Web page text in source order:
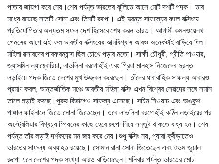
পাতায় জায়গা করে নেয়।শেষ পর্যন্ত ভারতের ঝুলিতে আসে মোট দশটি পদক। তার
মধ্যে রয়েছে সাতটি সোনা এবং তিনটি রুপো। এই দুরন্ত সাফল্যের ফলে বক্সিংয়ে
প্রতিযোগিতার অন্যতম সফল দেশ হিসেবে শেষ করল ভারত। আগামী কমনওয়েলথ
গেমসের আগে এই ফল ভারতীয় বক্সিংয়ের আত্মবিশ্বাস আরও অনেকটাই বাড়িয়ে দিল।
মহিলা বক্সারদের পারফরম্যান্স ছিল চোখে পড়ার মতো। সাক্ষী চৌধুরী, প্রীতি পাওয়ার,
জ্যাসমিন ল্যাম্বোরিয়া, লাভলিনা বরগোহাঁই এবং প্রিয়া মানহাস নিজেদের দুরন্ত
লড়াইয়ে পদক জিতে দেশের মুখ উজ্জ্বল করেছেন। তাঁদের ধারাবাহিক সাফল্য আবারও
প্রমাণ করল, আন্তর্জাতিক মঞ্চে ভারতীয় মহিলা বক্সিং এখন বিশ্বের সেরাদের সঙ্গে সমান
তালে লড়াই করছে।পুরুষ বিভাগেও সাফল্য এসেছে। সচিন সিওয়াচ এবং অঙ্কুশ
পাঙ্গাল ফাইনালে জিতে সোনা জিতেছেন। তবে লাভলিনা বরগোহাঁই কঠিন লড়াইয়ের পর
অস্ট্রেলিয়ার বিশ্বচ্যাম্পিয়নের কাছে হেরে রুপো নিয়ে সন্তুষ্ট থাকতে বাধ্য হন। শেষ
পর্যন্ত তাঁর লড়াই দর্শকদের মন জয় করে নেয়।শুধু বক্সিং নয়, প্যারা ক্রীড়াতেও
ভারতের সাফল্য অব্যাহত রয়েছে। সোমান রানা সোনা জিতেছেন এবং শুভম জুয়াল
রুপো এনে দেশের পদক সংখ্যা আরও বাড়িয়েছেন।শনিবার পর্যন্ত ভারতের মোট